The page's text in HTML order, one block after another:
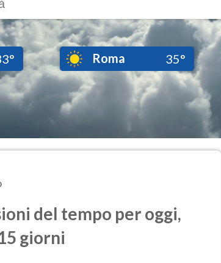
Roma 35°
del tempo per oggi,
giorni